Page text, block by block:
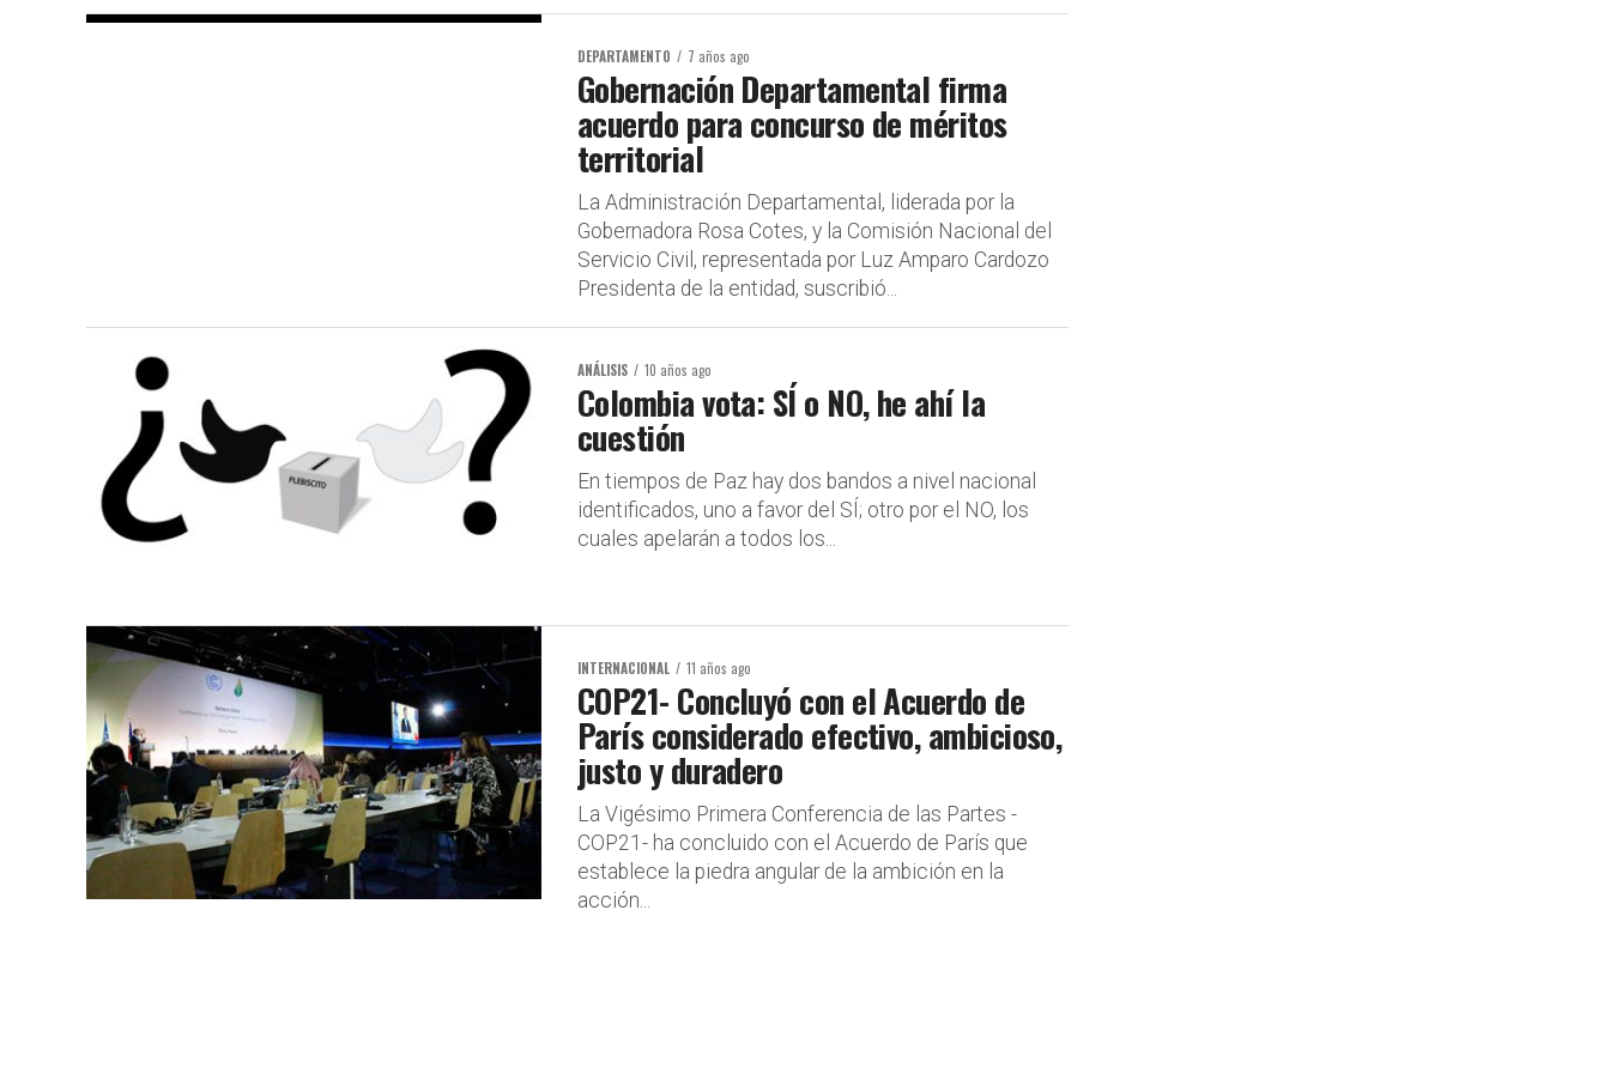
DEPARTAMENTO 7 años ago
Gobernación Departamental firma
acuerdo para concurso de méritos
territorial
La Administración Departamental, liderada por la
Gobernadora Rosa Cotes, y la Comisión Nacional del
Servicio Civil, representada por Luz Amparo Cardozo
Presidenta de la entidad, suscribió...
ANÁLISIS 10 años ago
Colombia vota: SÍ o NO, he ahí la
cuestión
En tiempos de Paz hay dos bandos a nivel nacional
identificados, uno a favor del SÍ; otro por el NO, los
cuales apelarán a todos los...
INTERNACIONAL 11 años ago
COP21- Concluyó con el Acuerdo de
París considerado efectivo, ambicioso,
justo y duradero
La Vigésimo Primera Conferencia de las Partes -
COP21- ha concluido con el Acuerdo de París que
establece la piedra angular de la ambición en la
acción...